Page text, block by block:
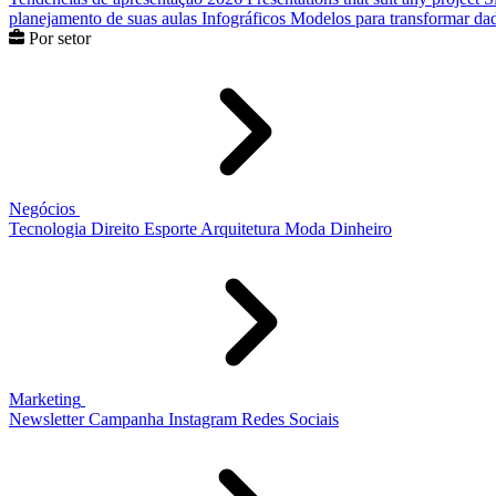
planejamento de suas aulas Infográficos Modelos para transformar
Por setor
Negócios
Tecnologia Direito Esporte Arquitetura Moda Dinheiro
Marketing
Newsletter Campanha Instagram Redes Sociais